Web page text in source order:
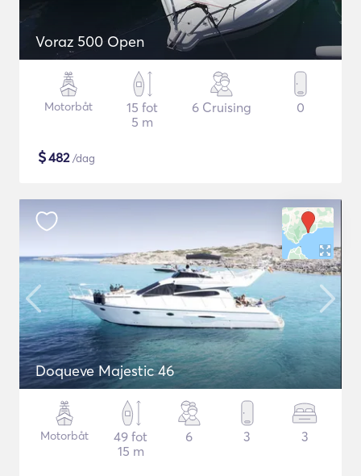
Voraz 500 Open
Motorbåt
15 fot
5 m
6 Cruising 0
$482/dag
Doqueve Majestic 46
Motorbåt
49 fot
15 m
6 3 3